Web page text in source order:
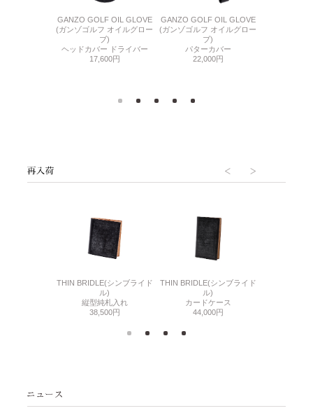
GANZO GOLF OIL GLOVE
(ガンゾゴルフ オイルグロー
ブ)
ヘッドカバー ドライバー
17,600円
GANZO GOLF OIL GLOVE
(ガンゾゴルフ オイルグロー
ブ)
パターカバー
22,000円
THIN BRIDLE(シンブライド
ル)
縦型純札入れ
38,500円
THIN BRIDLE(シンブライド
ル)
カードケース
44,000円